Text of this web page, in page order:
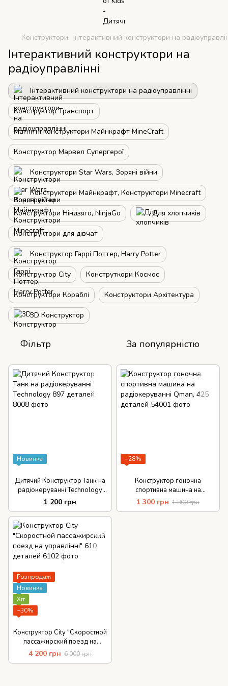
Конструктори Інтерактивний конструктори на
Інтерактивний конструктори на
радіоуправлінні
Інтерактивний конструктори на радіоуправлінні
Конструктор Транспорт
Магнітні конструктори Майнкрафт MineCraft
Конструктор Марвел Супергерої
Конструктори Star Wars, Зоряні війни
Конструктори Майнкрафт, Конструктори Minecraft
Конструктори Ніндзяго, NinjaGo Для хлопчиків
Конструктори для дівчат
Конструктор Гаррі Поттер, Harry Potter
Конструктор City Конструткори Космос
Конструктори Кораблі Конструктори Архітектура
3D Конструктор
Фільтр За популярністю
Новинка
Дитячий Конструктор Танк на
радіокеруванні Technology
897 деталей
1 200 грн
−28%
Конструктор гоночна
спортивна машина на
радіокеруванні Qman, 425
деталей
1 300 грн 1 800 грн
Розпродаж
Новинка
Хіт
−30%
Конструктор City "Скоростной
пассажирский поезд на
управлінні" 610 деталей
4 200 грн 6 000 грн